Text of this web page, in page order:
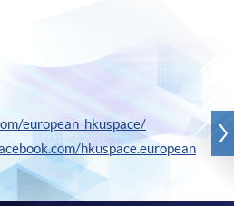
european_hkuspace/
hkuspace.european